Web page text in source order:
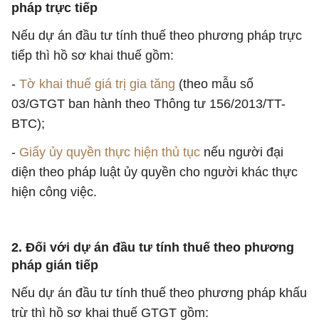
pháp trực tiếp
Nếu dự án đầu tư tính thuế theo phương pháp trực
tiếp thì hồ sơ khai thuế gồm:
- Tờ khai thuế giá trị gia tăng (theo mẫu số
03/GTGT ban hành theo Thông tư 156/2013/TT-
BTC);
- Giấy ủy quyền thực hiện thủ tục nếu người đại
diện theo pháp luật ủy quyền cho người khác thực
hiện công việc.
2. Đối với dự án đầu tư tính thuế theo phương
pháp gián tiếp
Nếu dự án đầu tư tính thuế theo phương pháp khấu
trừ thì hồ sơ khai thuế GTGT gồm: